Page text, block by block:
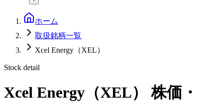
ホーム
取扱銘柄一覧
Xcel Energy（XEL）
Stock detail
Xcel Energy（XEL）
株価・